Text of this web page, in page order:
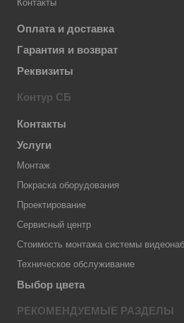
Контакты
Оплата и доставка
Гарантия и возврат
Реквизиты
Контур СБ
Контакты
Услуги
Монтаж
Покраска оборудования
Проектирование
Сервисный центр
Стоимость монтажа системы
Техническое обслуживание
Выбор цвета
РЕКОМЕНДУЕМЫЕ РАЗДЕЛЫ